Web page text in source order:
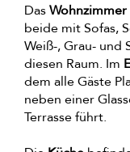
DasWohnzimmer
beide mit Sofas,
Weiß-, Grau- und
diesen Raum. Im
dem alle Gäste
neben einer
Terrasse führt.